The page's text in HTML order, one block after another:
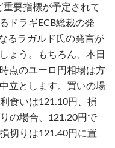
要指標が予定されて
ドラギECB総裁の発
るラガルド氏の発言が
ょう。もちろん、本日
点のユーロ円相場は方
立とします。買いの場
食いは121.10円、損
の場合、121.20円で
切りは121.40円に置